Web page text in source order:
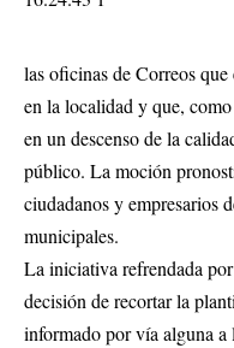
las oficinas de Correos
en la localidad y que,
en un descenso de la
público. La moción
ciudadanos y empresarios
municipales.
La iniciativa refrendada
decisión de recortar la
informado por vía alguna a